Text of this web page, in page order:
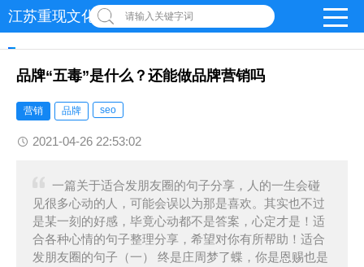
江苏重现文化发展有限公司
请输入关键字词
品牌“五毒”是什么？还能做品牌营销吗
营销 品牌 seo
2021-04-26 22:53:02
一篇关于适合发朋友圈的句子分享，人的一生会碰
见很多心动的人，可能会误以为那是喜欢。其实也不过
是某一刻的好感，毕竟心动都不是答案，心定才是！适
合各种心情的句子整理分享，希望对你有所帮助！适合
发朋友圈的句子（一） 终是庄周梦了蝶，你是恩赐也是